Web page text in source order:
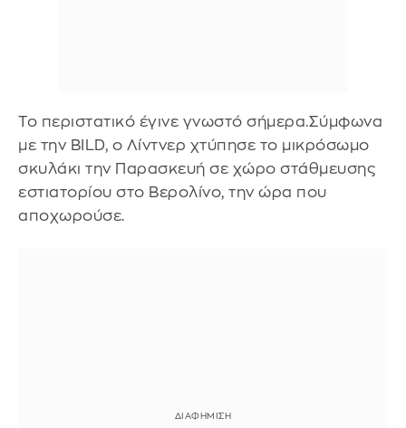
Το περιστατικό έγινε γνωστό σήμερα.Σύμφωνα
με την BILD, ο Λίντνερ χτύπησε το μικρόσωμο
σκυλάκι την Παρασκευή σε χώρο στάθμευσης
εστιατορίου στο Βερολίνο, την ώρα που
αποχωρούσε.